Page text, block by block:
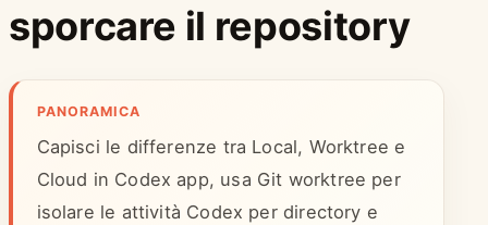
sporcare il repository
PANORAMICA
Capisci le differenze tra Local, Worktree e
Cloud in Codex app, usa Git worktree per
isolare le attività Codex per directory e